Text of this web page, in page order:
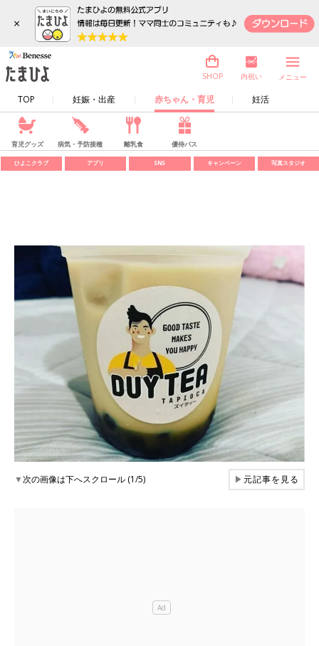
×
TOP 妊娠・出産 赤ちゃん・育児 妊活
SHOP 内祝い メニュー
育児グッズ 病気・予防接種 離乳食 優待パス
ひよこクラブ アプリ SNS キャンペーン 写真スタジオ
▼次の画像は下へスクロール (1/5) ▶元記事を見る